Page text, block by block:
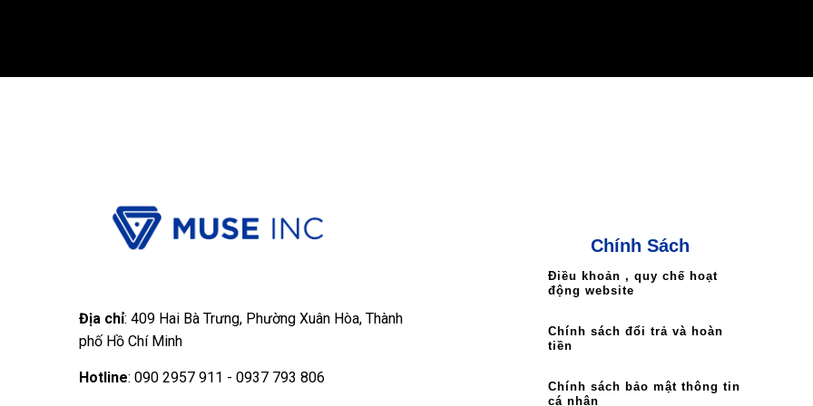
Địa chỉ: 409 Hai Bà Trưng, Phường Xuân Hòa, Thành
phố Hồ Chí Minh
Hotline: 090 2957 911 - 0937 793 806
Chính Sách
Điều khoản , quy chế hoạt
động website
Chính sách đổi trả và hoàn
tiền
Chính sách bảo mật thông tin
cá nhân